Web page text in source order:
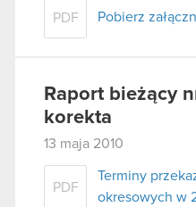
PDF Pobierz
Raport bieżący
korekta
13 maja 2010
PDF
Terminy
okresowych w